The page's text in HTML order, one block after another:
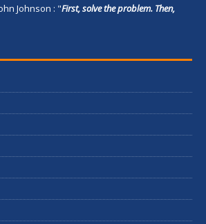
Johnson : "First, solve the problem. Then,